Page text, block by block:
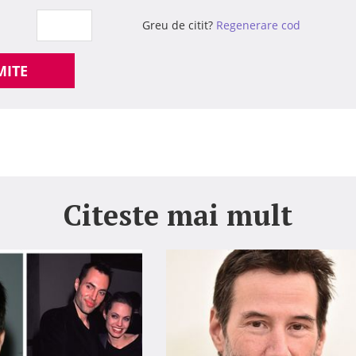
Greu de citit? Regenerare cod
Citeste mai mult